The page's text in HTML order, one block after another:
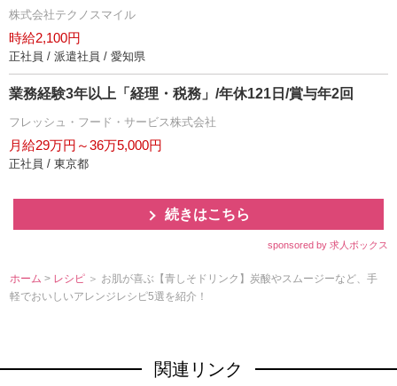
株式会社テクノスマイル
時給2,100円
正社員 / 派遣社員 / 愛知県
業務経験3年以上「経理・税務」/年休121日/賞与年2回
フレッシュ・フード・サービス株式会社
月給29万円～36万5,000円
正社員 / 東京都
続きはこちら
sponsored by 求人ボックス
ホーム > レシピ ＞ お肌が喜ぶ【青しそドリンク】炭酸やスムージーなど、手
軽でおいしいアレンジレシピ5選を紹介！
関連リンク